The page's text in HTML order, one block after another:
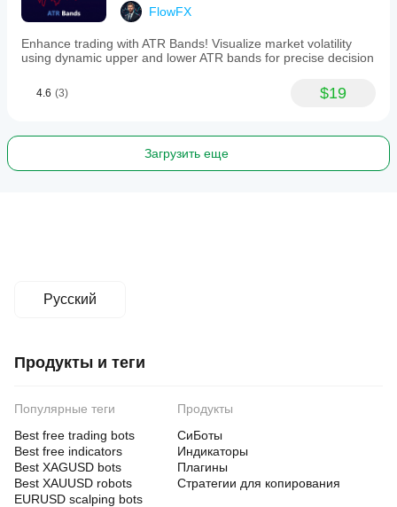
FlowFX
Enhance trading with ATR Bands! Visualize market volatility
using dynamic upper and lower ATR bands for precise decision
4.6 (3) $19
Загрузить еще
Русский
Продукты и теги
Популярные теги
Best free trading bots
Best free indicators
Best XAGUSD bots
Best XAUUSD robots
EURUSD scalping bots
Продукты
СиБоты
Индикаторы
Плагины
Стратегии для копирования